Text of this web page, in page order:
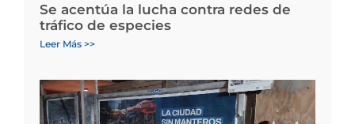
Se acentúa la lucha contra redes de
tráfico de especies
Leer Más >>